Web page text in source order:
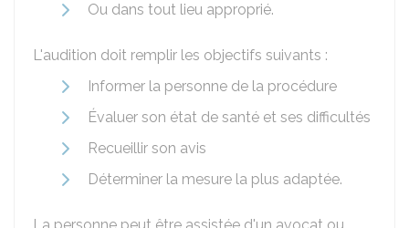
Ou dans tout lieu approprié.
L'audition doit remplir les objectifs suivants :
Informer la personne de la procédure
Évaluer son état de santé et ses difficultés
Recueillir son avis
Déterminer la mesure la plus adaptée.